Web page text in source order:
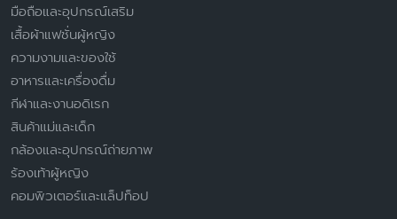
มือถือและอุปกรณ์เสริม
เสื้อผ้าแฟชั่นผู้หญิง
ความงามและของใช้
อาหารและเครื่องดื่ม
กีฬาและงานอดิเรก
สินค้าแม่และเด็ก
กล้องและอุปกรณ์ถ่ายภาพ
ร้องเท้าผู้หญิง
คอมพิวเตอร์และแล็ปท็อป